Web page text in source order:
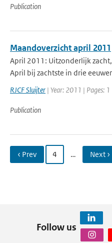
Publication
Maandoverzicht april 2011
April 2011: Uitzonderlijk
April bij zachtste in drie
RJCF Sluijter | Year: 2011 | Pages: 1
Publication
‹ Prev 4 … Next ›
Follow us